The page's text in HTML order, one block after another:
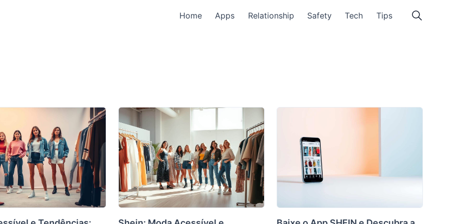
Home Apps Relationship Safety Tech Tips